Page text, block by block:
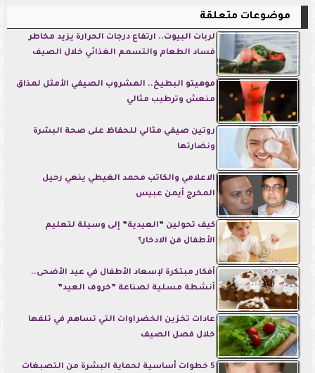
موضوعات متعلقة
لربات البيوت.. ارتفاع درجات الحرارة يزيد مخاطر
فساد الطعام والتسمم الغذائي خلال الصيف
موهيتو البطيخ.. المشروب الصيفي الأمثل لمذاق
منعش وترطيب مثالي
روتين صيفي مثالي للحفاظ على صحة البشرة
ونضارتها
الاعلامي والكاتب محمد الغيطي ينعي رحيل
المخرج أيمن عبيس
كيف تحولين ”العيدية” إلى وسيلة لتعليم
الأطفال فن الادخار؟
أفكار مبتكرة لإسعاد الأطفال في عيد الأضحى..
أنشطة مسلية لصناعة ”خروف العيد”
عادات تخزين الخضراوات التي تساهم في تلفها
خلال فصل الصيف
5 خطوات أساسية لحماية البشرة من التصبغات